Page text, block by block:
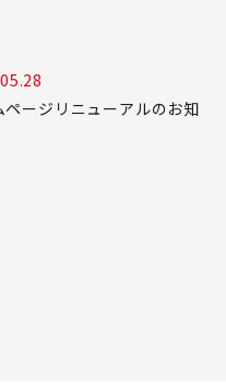
ページリニューアルのお知